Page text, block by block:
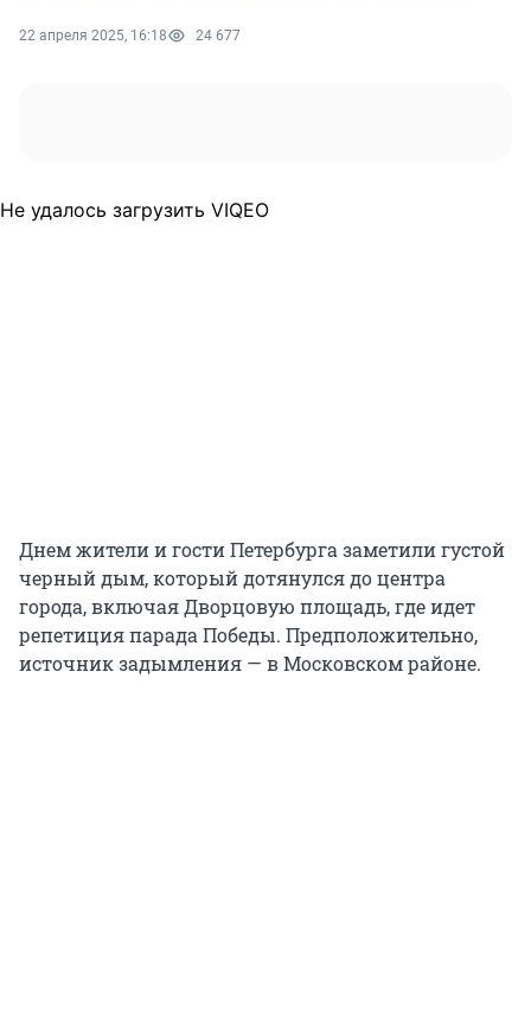
22 апреля 2025, 16:18 24 677
Не удалось загрузить VIQEO
Днем жители и гости Петербурга заметили густой
черный дым, который дотянулся до центра
города, включая Дворцовую площадь, где идет
репетиция парада Победы. Предположительно,
источник задымления — в Московском районе.